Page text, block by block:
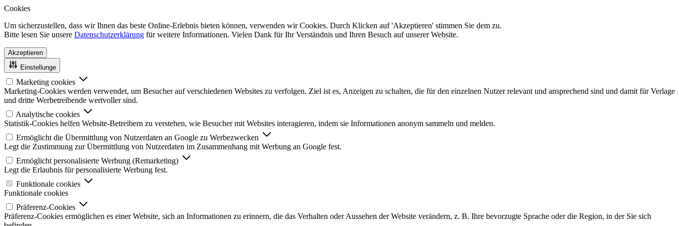
Cookies
Um sicherzustellen, dass wir Ihnen das beste Online-Erlebnis bieten können, verwenden wir Cookies. Durch Klicken auf 'Akzeptieren' stimmen Sie dem zu.
Bitte lesen Sie unsere Datenschutzerklärung für weitere Informationen. Vielen Dank für Ihr Verständnis und Ihren Besuch auf unserer Website.
Akzeptieren
Einstellunge
Marketing cookies
Marketing-Cookies werden verwendet, um Besucher auf verschiedenen Websites zu verfolgen. Ziel ist es, Anzeigen zu schalten, die für den einzelnen Nutzer relevant und ansprechend sind und damit für Verlage
und dritte Werbetreibende wertvoller sind.
Analytische cookies
Statistik-Cookies helfen Website-Betreibern zu verstehen, wie Besucher mit Websites interagieren, indem sie Informationen anonym sammeln und melden.
Ermöglicht die Übermittlung von Nutzerdaten an Google zu Werbezwecken
Legt die Zustimmung zur Übermittlung von Nutzerdaten im Zusammenhang mit Werbung an Google fest.
Ermöglicht personalisierte Werbung (Remarketing)
Legt die Erlaubnis für personalisierte Werbung fest.
Funktionale cookies
Funktionale cookies
Präferenz-Cookies
Präferenz-Cookies ermöglichen es einer Website, sich an Informationen zu erinnern, die das Verhalten oder Aussehen der Website verändern, z. B. Ihre bevorzugte Sprache oder die Region, in der Sie sich